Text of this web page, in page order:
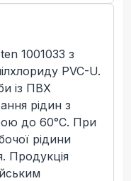
1001033 з
PVC-U.
із ПВХ
рідин з
до 60°C. При
рідини
Продукція